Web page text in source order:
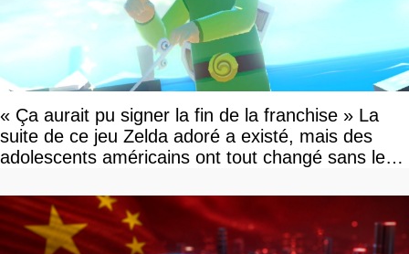
« Ça aurait pu signer la fin de la franchise » La
suite de ce jeu Zelda adoré a existé, mais des
adolescents américains ont tout changé sans le